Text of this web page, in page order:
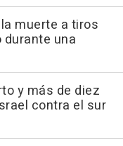
muerte a tiros
una
y más de diez
contra el sur